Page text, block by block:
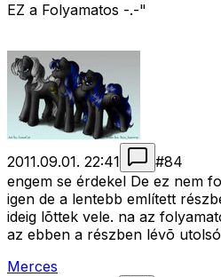
EZ a Folyamatos -.-"
2011.09.01. 22:41 #84
engem se érdekel De ez nem
igen de a lentebb említett
ideig lõttek vele. na az
az ebben a részben lévõ
Merces